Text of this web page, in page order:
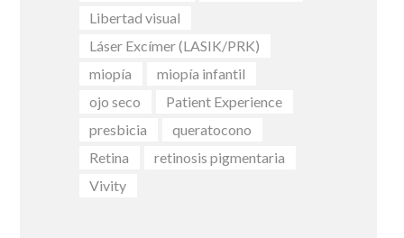
Libertad visual
Láser Excímer (LASIK/PRK)
miopía
miopía infantil
ojo seco
Patient Experience
presbicia
queratocono
Retina
retinosis pigmentaria
Vivity